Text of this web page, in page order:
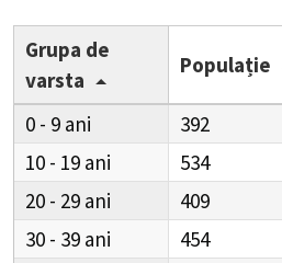
Grupa de
varsta
Populație
0 - 9 392
10 - 19
534
20 - 29
409
30 - 39
454